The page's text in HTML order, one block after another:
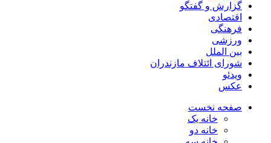
گزارش و گفتگو
اقتصادی
فرهنگی
ورزشی
بین الملل
شورای ائتلاف مازندران
ویدئو
عکس
صفحه نخست
خانه یک
خانه دو